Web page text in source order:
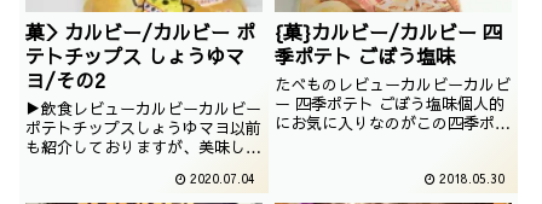
菓＞カルビー/カルビー ポ
テトチップス しょうゆマ
ヨ/その2
▶飲食レビューカルビーカルビー
ポテトチップスしょうゆマヨ以前
も紹介しておりますが、美味しい
す。撮影：2020／02／242020.07.04
{菓}カルビー/カルビー 四
季ポテト ごぼう塩味
たべものレビューカルビーカルビ
ー 四季ポテト ごぼう塩味個人的
にお気に入りなのがこの四季ポテ
2018.05.30